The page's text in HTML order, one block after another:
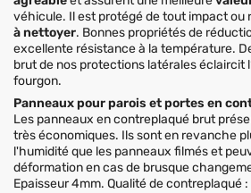
véhicule. Il est protégé de tout impact ou
à nettoyer. Bonnes propriétés de
excellente résistance à la température.
brut de nos protections latérales éclaircit
fourgon.
Panneaux pour parois et portes en
Les panneaux en contreplaqué brut
très économiques. Ils sont en revanche
l'humidité que les panneaux filmés et
déformation en cas de brusque
Epaisseur 4mm. Qualité de contreplaqué